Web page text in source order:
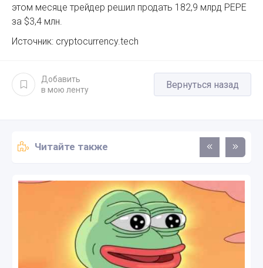
этом месяце трейдер решил продать 182,9 млрд PEPE
за $3,4 млн.
Источник: cryptocurrency.tech
Добавить
в мою ленту
Вернуться назад
Читайте также